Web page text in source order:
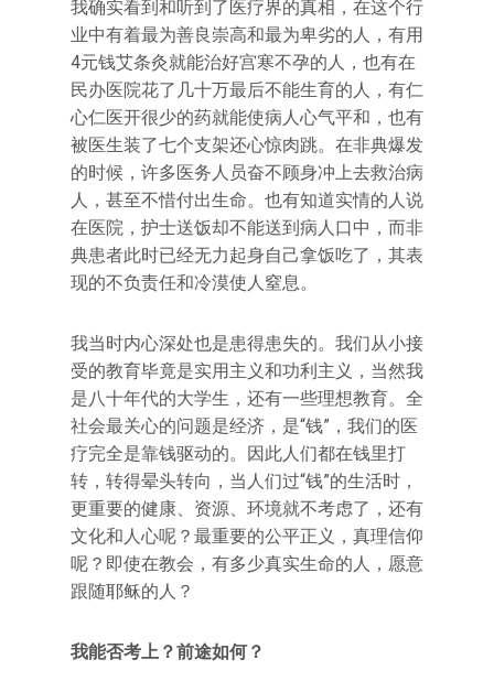
我确实看到和听到了医疗界的真相，在这个行
业中有着最为善良崇高和最为卑劣的人，有用
4元钱艾条灸就能治好宫寒不孕的人，也有在
民办医院花了几十万最后不能生育的人，有仁
心仁医开很少的药就能使病人心气平和，也有
被医生装了七个支架还心惊肉跳。在非典爆发
的时候，许多医务人员奋不顾身冲上去救治病
人，甚至不惜付出生命。也有知道实情的人说
在医院，护士送饭却不能送到病人口中，而非
典患者此时已经无力起身自己拿饭吃了，其表
现的不负责任和冷漠使人窒息。
我当时内心深处也是患得患失的。我们从小接
受的教育毕竟是实用主义和功利主义，当然我
是八十年代的大学生，还有一些理想教育。全
社会最关心的问题是经济，是“钱”，我们的医
疗完全是靠钱驱动的。因此人们都在钱里打
转，转得晕头转向，当人们过“钱”的生活时，
更重要的健康、资源、环境就不考虑了，还有
文化和人心呢？最重要的公平正义，真理信仰
呢？即使在教会，有多少真实生命的人，愿意
跟随耶稣的人？
我能否考上？前途如何？